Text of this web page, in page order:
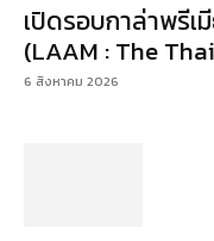
เปิดรอบกาล่าพรีเ
(LAAM : The
6 สิงหาคม 2026